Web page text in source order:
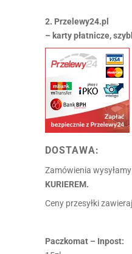
2. Przelewy24.pl
– karty płatnicze,
DOSTAWA:
Zamówienia wysyłamy
KURIEREM.
Ceny przesyłki
Paczkomat – Inpost: